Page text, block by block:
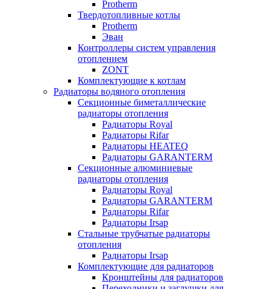
Protherm
Твердотопливные котлы
Protherm
Эван
Контроллеры систем управления
отоплением
ZONT
Комплектующие к котлам
Радиаторы водяного отопления
Секционные биметаллические
радиаторы отопления
Радиаторы Royal
Радиаторы Rifar
Радиаторы HEATEQ
Радиаторы GARANTERM
Секционные алюминиевые
радиаторы отопления
Радиаторы Royal
Радиаторы GARANTERM
Радиаторы Rifar
Радиаторы Irsap
Стальные трубчатые радиаторы
отопления
Радиаторы Irsap
Комплектующие для радиаторов
Кронштейны для радиаторов